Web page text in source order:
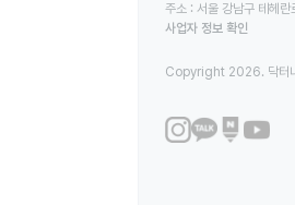
주소 : 서울 강남구 테헤
사업자 정보 확인
Copyright 2026. 닥터